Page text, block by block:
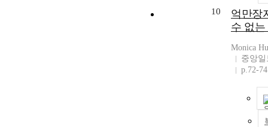
10
억만장
수 없는
Monica
중앙
p.72-74